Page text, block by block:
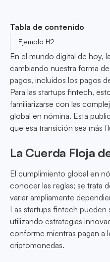
Tabla de contenido
Ejemplo H2
En el mundo digital de hoy,
cambiando nuestra forma
pagos, incluidos los pagos
Para las startups fintech,
familiarizarse con las
global en nómina. Esta
que esa transición sea más
La Cuerda Floja
El cumplimiento global en
conocer las reglas; se trata
variar ampliamente
Las startups fintech pueden
utilizando estrategias
conforme mientras pagan a
criptomonedas.